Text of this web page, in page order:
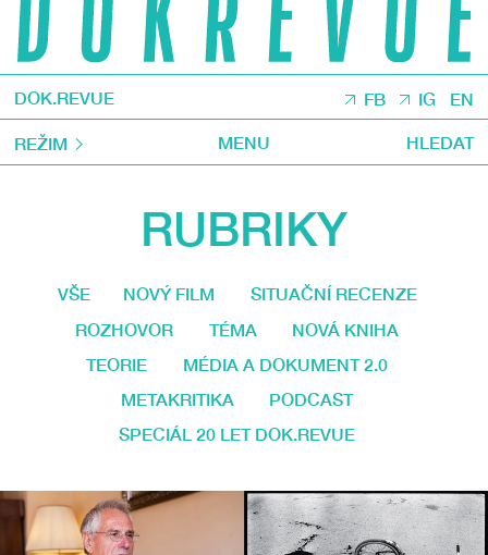
DOK.REVUE FB IG EN
REŽIM MENU HLEDAT
RUBRIKY
VŠE NOVÝ FILM
SITUAČNÍ RECENZE
ROZHOVOR
TÉMA
NOVÁ KNIHA
TEORIE
MÉDIA A DOKUMENT 2.0
METAKRITIKA
PODCAST
SPECIÁL 20 LET DOK.REVUE